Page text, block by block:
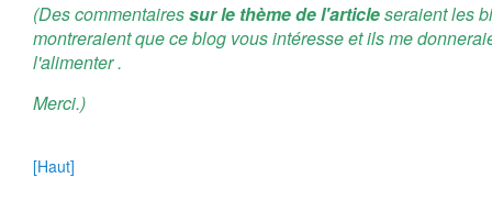
(Des commentairessur le thème de l'articleseraient les
montreraient que ce blog vous intéresse et ils me
l'alimenter .
Merci.)
[Haut]